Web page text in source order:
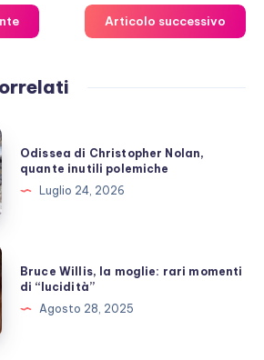
Articolo successivo
Odissea di Christopher Nolan,
quante inutili polemiche
Luglio 24, 2026
Bruce Willis, la moglie: rari momenti
di “lucidità”
Agosto 28, 2025